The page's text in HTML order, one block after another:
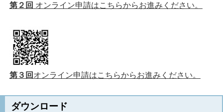
第２回 オンライン申請はこちらからお進みください。
第３回 オンライン申請はこちらからお進みください。
ダウンロード